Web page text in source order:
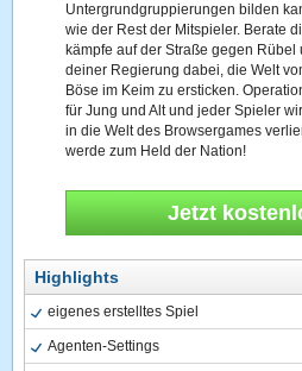
Untergrundgruppierungen bilden
wie der Rest der Mitspieler. Berate
kämpfe auf der Straße gegen
deiner Regierung dabei, die Welt
Böse im Keim zu ersticken.
für Jung und Alt und jeder Spieler
in die Welt des Browsergames
werde zum Held der Nation!
Jetzt
Highlights
eigenes erstelltes Spiel
Agenten-Settings